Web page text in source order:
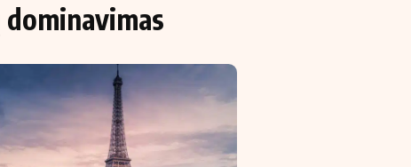
Skaitykite
Finansai
Įmonės
Žemės ūkis
Technologijos